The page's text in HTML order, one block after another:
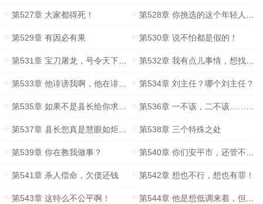
第527章 大家都得死！ 第528章 你挑选的这个年轻人，是不是会点儿啥？
第529章 有因必有果 第530章 说不怕都是假的！
第531章 宝刀屠龙，号令天下，莫敢不从…… 第532章 我有点儿事情，想找县长汇报一下
第533章 他诽谤我啊，他在诽谤我啊！ 第534章 刘主任？哪个刘主任？
第535章 如果不是县长给你求情…… 第536章 一不该，二不该……他不该……
第537章 县长您真是慧眼如炬…… 第538章 三个特殊之处
第539章 你在教我做事？ 第540章 你们安平市，还管不到我们光华县
第541章 杀人偿命，欠债还钱 第542章 想也不行，想也有罪！
第543章 这特么不公平啊！ 第544章 他是想低调来着，但是别人不允许啊！